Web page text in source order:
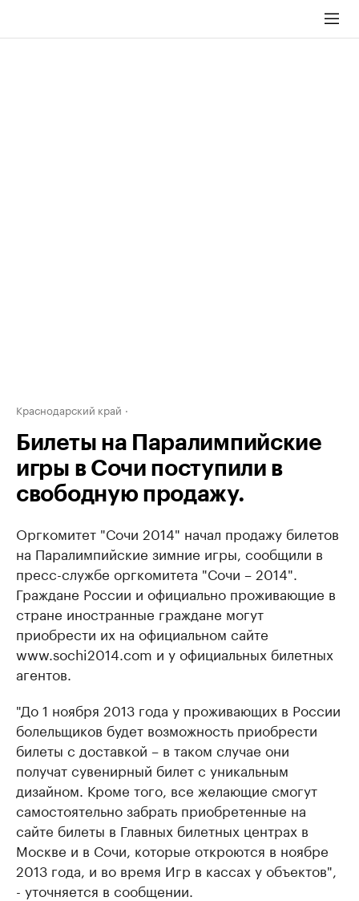
Краснодарский край
Билеты на Паралимпийские
игры в Сочи поступили в
свободную продажу.
Оргкомитет "Сочи 2014" начал продажу билетов
на Паралимпийские зимние игры, сообщили в
пресс-службе оргкомитета "Сочи – 2014".
Граждане России и официально проживающие в
стране иностранные граждане могут
приобрести их на официальном сайте
www.sochi2014.com и у официальных билетных
агентов.
"До 1 ноября 2013 года у проживающих в России
болельщиков будет возможность приобрести
билеты с доставкой – в таком случае они
получат сувенирный билет с уникальным
дизайном. Кроме того, все желающие смогут
самостоятельно забрать приобретенные на
сайте билеты в Главных билетных центрах в
Москве и в Сочи, которые откроются в ноябре
2013 года, и во время Игр в кассах у объектов",
- уточняется в сообщении.